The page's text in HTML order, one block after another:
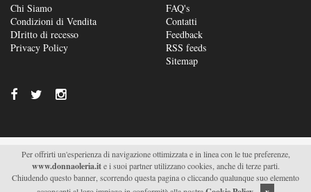
Chi Siamo
Condizioni di Vendita
DIritto di recesso
Privacy Policy
FAQ's
Contatti
Feedback
RSS feeds
Sitemap
© 2026/2027 Soc. Agr. Donna Oleria s.r.l. - Via S. Fili –
C.da Saetta 19 – Monteroni di Lecce (LE) - P.IVA
04511470751 | Supported by Moviweb
Per offrirti un'esperienza di navigazione ottimizzata e in linea con le tue preferenze,
www.donnaoleria.ite i suoi partner utilizzano cookies, anche di terze parti.
Chiudendo questo banner, scorrendo questa pagina o cliccando qualunque suo elemento